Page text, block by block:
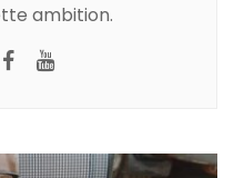
ambition.
Facebook